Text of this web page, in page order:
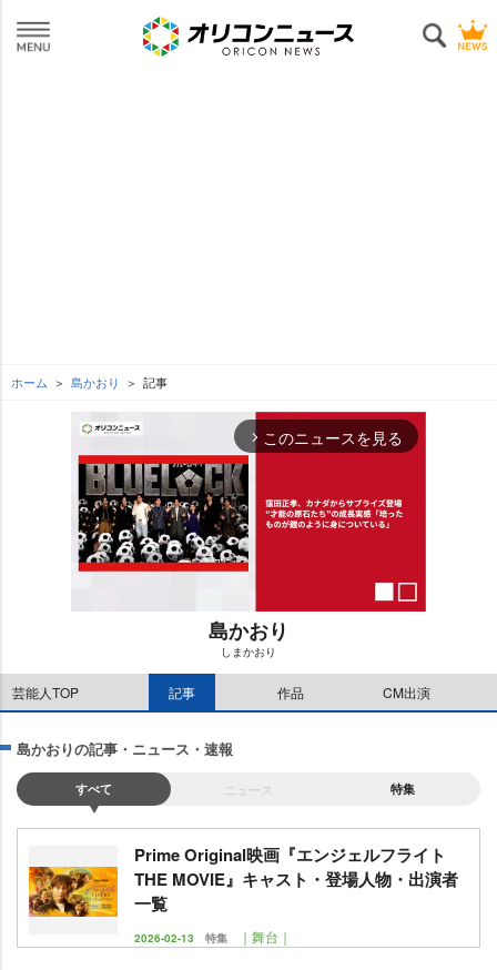
ホーム 島かおり 記事
arrow_forward_ios このニュースを見る
M
t
島かおり
しまかおり
芸能人TOP 記事 作品 CM出演
島かおりの記事・ニュース・速報
すべて ニュース 特集
Prime Original映画『エンジェルフライト
THE MOVIE』キャスト・登場人物・出演者
一覧
2026-02-13 特集 ｜舞台｜